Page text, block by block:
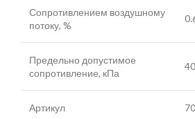
Сопротивлением воздушному
потоку, %
Предельно допустимое
сопротивление, кПа
40
Артикул